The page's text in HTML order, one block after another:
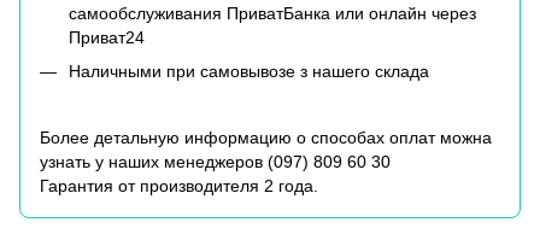
самообслуживания ПриватБанка или онлайн через
Приват24
Наличными при самовывозе з нашего склада
Более детальную информацию о способах оплат можна
узнать у наших менеджеров (097) 809 60 30
Гарантия от производителя 2 года.